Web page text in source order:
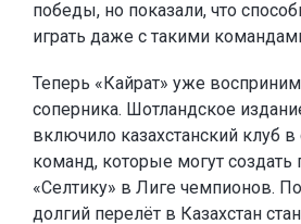
победы, но показали, что
играть даже с такими
Теперь «Кайрат» уже
соперника. Шотландское
включило казахстанский клуб
команд, которые могут
«Селтику» в Лиге чемпионов.
долгий перелёт в Казахстан